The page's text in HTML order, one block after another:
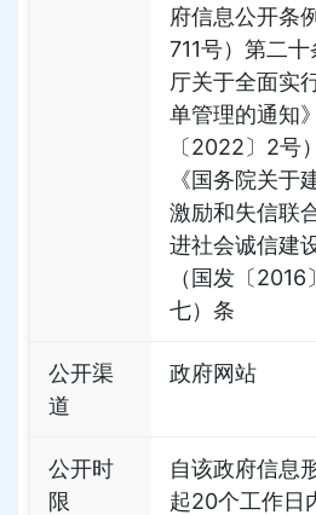
府信息公开条
711号）第二
厅关于全面实
单管理的通知
〔2022〕2号
《国务院关于
激励和失信联
进社会诚信建
（国发〔
七）条
公开渠
道
政府网站
公开时
限
自该政府信息
起20个工作日